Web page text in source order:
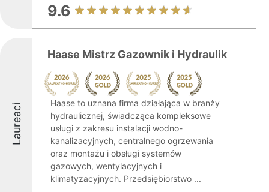
9.6
Laureaci
Haase Mistrz Gazownik i Hydraulik
Haase to uznana firma działająca w branży
hydraulicznej, świadcząca kompleksowe
usługi z zakresu instalacji wodno-
kanalizacyjnych, centralnego ogrzewania
oraz montażu i obsługi systemów
gazowych, wentylacyjnych i
klimatyzacyjnych. Przedsiębiorstwo ...